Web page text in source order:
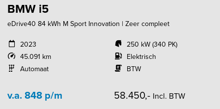
BMW i5
eDrive40 84 kWh M Sport Innovation | Zeer compleet
2023
45.091 km
Automaat
250 kW (340 PK)
Elektrisch
BTW
v.a. 848 p/m 58.450,- Incl. BTW